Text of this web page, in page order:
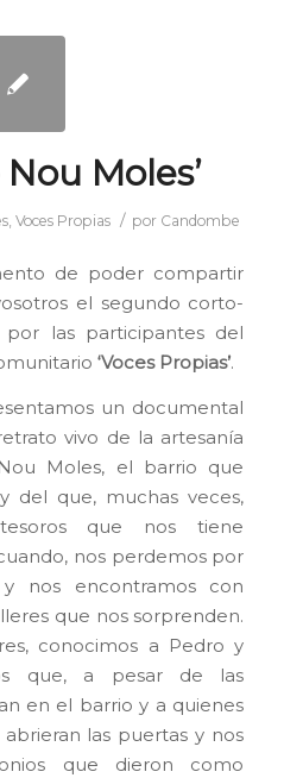
Moles’
,Voces Propias / por Candombe
de poder compartir
el segundo corto-
las participantes del
‘Voces Propias’.
un documental
vivo de la artesanía
Moles, el barrio que
del que, muchas veces,
que nos tiene
nos perdemos por
nos encontramos con
que nos sorprenden.
conocimos a Pedro y
que, a pesar de las
en el barrio y a quienes
las puertas y nos
que dieron como